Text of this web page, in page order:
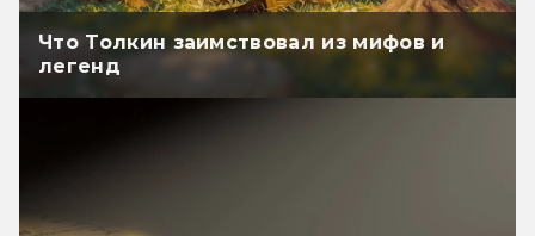
Что Толкин заимствовал из мифов и
легенд